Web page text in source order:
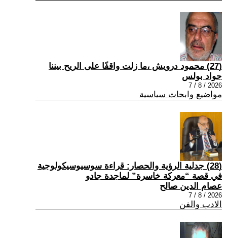
(27) محمود درويش ،ما زلت واقفًا على الريح بيننا
جواد بولس
2026 / 8 / 7
مواضيع وابحاث سياسية
(28) جدلية الرؤية والحصار: قراءة سوسيوسيكولوجية
في قصة “معركة خاسرة” لماجدة جادو
عصام الدين صالح
2026 / 8 / 7
الادب والفن